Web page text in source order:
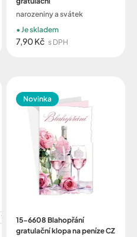
narozeniny a svátek
7,90 Kč s DPH
Je skladem
75
Novinka
15-6608 Blahopřání
gratulační klopa na peníze CZ